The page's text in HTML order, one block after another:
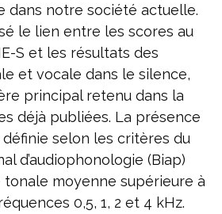
dans notre société actuelle.
le lien entre les scores au
S et les résultats des
et vocale dans le silence,
principal retenu dans la
déjà publiées. La présence
définie selon les critères du
d’audiophonologie (Biap)
moyenne supérieure à
0,5, 1, 2 et 4 kHz.